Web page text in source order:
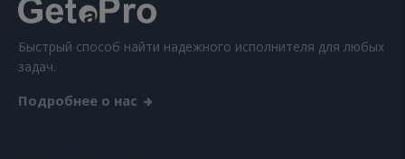
Быстрый способ найти надежного исполнителя для любых
задач.
Подробнее о нас